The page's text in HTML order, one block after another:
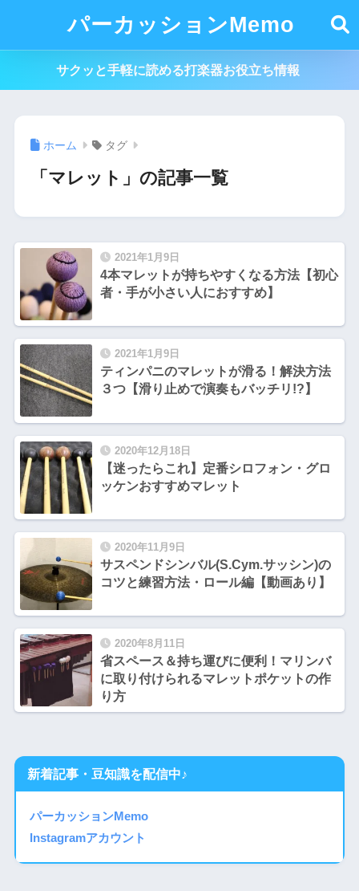
パーカッションMemo
サクッと手軽に読める打楽器お役立ち情報
ホーム タグ
「マレット」の記事一覧
2021年1月9日
4本マレットが持ちやすくなる方法【初心
者・手が小さい人におすすめ】
2021年1月9日
ティンパニのマレットが滑る！解決方法
３つ【滑り止めで演奏もバッチリ!?】
2020年12月18日
【迷ったらこれ】定番シロフォン・グロ
ッケンおすすめマレット
2020年11月9日
サスペンドシンバル(S.Cym.サッシン)の
コツと練習方法・ロール編【動画あり】
2020年8月11日
省スペース＆持ち運びに便利！マリンバ
に取り付けられるマレットポケットの作
り方
新着記事・豆知識を配信中♪
パーカッションMemo
Instagramアカウント